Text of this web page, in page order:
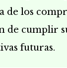
de los
de cumplir
futuras.